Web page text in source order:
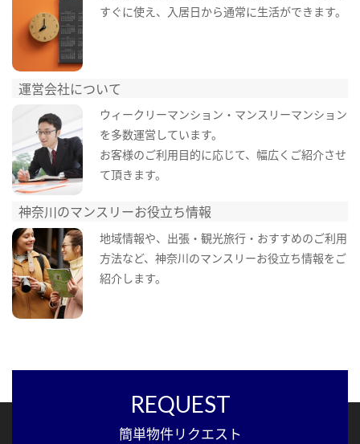
すぐに使え、入居日から通常に生活ができます。
運営会社について
ウィークリーマンション・マンスリーマンション
を多数運営しています。
お客様のご利用目的に応じて、幅広くご紹介させ
て頂きます。
神奈川のマンスリーお役立ち情報
地域情報や、出張・観光旅行・おすすめのご利用
方法など、神奈川のマンスリーお役立ち情報をご
紹介します。
REQUEST
簡単物件リクエスト